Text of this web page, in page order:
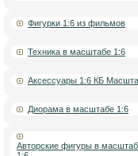
Фигурки 1:6 из фильмов
Техника в масштабе 1:6
Аксессуары 1:6 КБ
Диорама в масштабе 1:6
Авторские фигуры в